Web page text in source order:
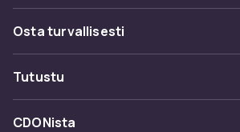
Usein kysyttyä (UKK)
Seuraa pakettia
Ota yhteyttä
Osta turvallisesti
Maksuvaihtoehdot
Toimitus
Tutustu
Kategoriat
CDONista